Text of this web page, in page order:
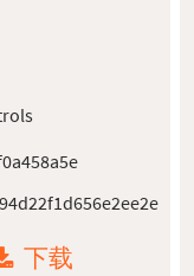
下载